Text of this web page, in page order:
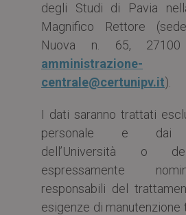
degli Studi di Pavia
Magnifico Rettore
Nuova n. 65, 27100
amministrazione-
centrale@certunipv.it).
I dati saranno trattati
personale e dai
dell’Università o
espressamente
responsabili del
esigenze di manutenzione